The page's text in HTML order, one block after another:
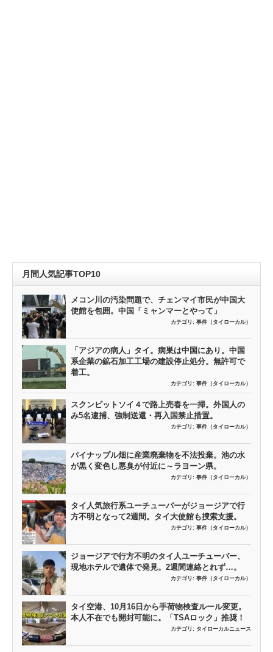
月間人気記事TOP10
メコン川の汚染問題で、チェンマイ市民が中国大
使館を包囲。中国「ミャンマーとやって」
カテゴリ: 事件（タイローカル）
「アジアの病人」タイ。病巣は中国にあり。中国
系企業の鉱石加工工場の建設停止処分。無許可で
着工。
カテゴリ: 事件（タイローカル）
スクンビットソイ４で路上売春を一掃。外国人の
み5名逮捕、強制送還・再入国禁止措置。
カテゴリ: 事件（タイローカル）
パイナップル畑に産業廃棄物を不法投棄。池の水
が黒く変色し悪臭が付近に～ラヨーン県。
カテゴリ: 事件（タイローカル）
タイ人気旅行系ユーチューバーがジョージアで行
方不明となって2週間。タイ大使館も捜索支援。
カテゴリ: 事件（タイローカル）
ジョージアで行方不明のタイ人ユーチューバー、
現地ホテルで遺体で発見。2週間連絡とれず…。
カテゴリ: 事件（タイローカル）
タイ空港、10月16日から手荷物検査ルール変更。
本人不在でも開封可能に。「TSAロック」推奨！
カテゴリ: タイローカルニュース